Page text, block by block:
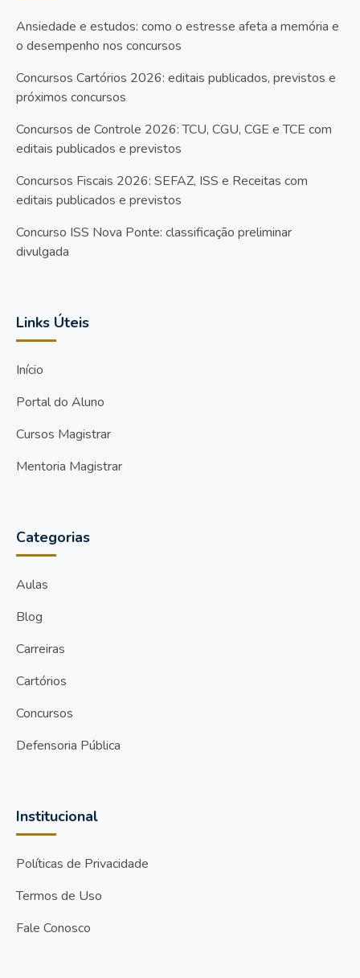
Ansiedade e estudos: como o estresse afeta a memória e
o desempenho nos concursos
Concursos Cartórios 2026: editais publicados, previstos e
próximos concursos
Concursos de Controle 2026: TCU, CGU, CGE e TCE com
editais publicados e previstos
Concursos Fiscais 2026: SEFAZ, ISS e Receitas com
editais publicados e previstos
Concurso ISS Nova Ponte: classificação preliminar
divulgada
Links Úteis
Início
Portal do Aluno
Cursos Magistrar
Mentoria Magistrar
Categorias
Aulas
Blog
Carreiras
Cartórios
Concursos
Defensoria Pública
Institucional
Políticas de Privacidade
Termos de Uso
Fale Conosco